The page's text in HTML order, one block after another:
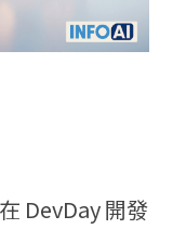
DevDay 開發